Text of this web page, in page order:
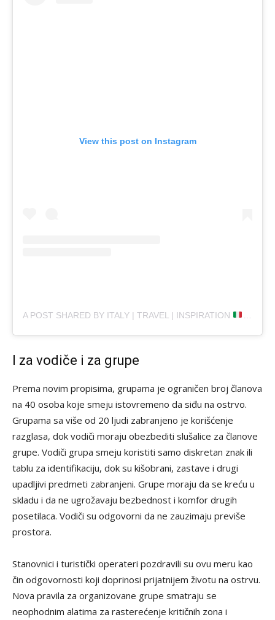
View this post on Instagram
A POST SHARED BY ITALY | TRAVEL | INSPIRATION
I za vodiče i za grupe
Prema novim propisima, grupama je ograničen broj članova
na 40 osoba koje smeju istovremeno da siđu na ostrvo.
Grupama sa više od 20 ljudi zabranjeno je korišćenje
razglasa, dok vodiči moraju obezbediti slušalice za članove
grupe. Vodiči grupa smeju koristiti samo diskretan znak ili
tablu za identifikaciju, dok su kišobrani, zastave i drugi
upadljivi predmeti zabranjeni. Grupe moraju da se kreću u
skladu i da ne ugrožavaju bezbednost i komfor drugih
posetilaca. Vodiči su odgovorni da ne zauzimaju previše
prostora.
Stanovnici i turistički operateri pozdravili su ovu meru kao
čin odgovornosti koji doprinosi prijatnijem životu na ostrvu.
Nova pravila za organizovane grupe smatraju se
neophodnim alatima za rasterećenje kritičnih zona i